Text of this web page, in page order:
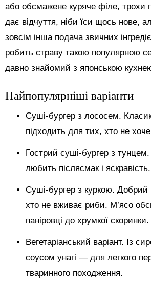
або обсмажене куряче філе, трохи
дає відчуття, ніби їси щось нове,
зовсім інша подача звичних
робить страву такою популярною
давно знайомий з японською
Найпопулярніші варіанти
Суші-бургер з лососем.
підходить для тих, хто не
Гострий суші-бургер з
любить післясмак і яскравість.
Суші-бургер з куркою. Добрий
хто не вживає риби. М’ясо
паніровці до хрумкої скоринки.
Вегетаріанський варіант. Із
соусом унагі — для легкого
тваринного походження.